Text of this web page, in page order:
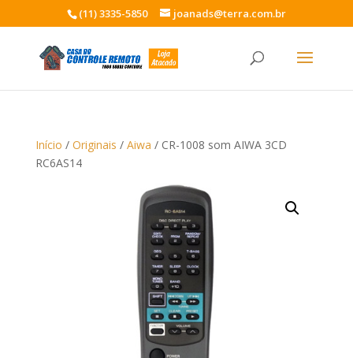
(11) 3335-5850 joanads@terra.com.br
Início / Originais / Aiwa / CR-1008 som AIWA 3CD
RC6AS14